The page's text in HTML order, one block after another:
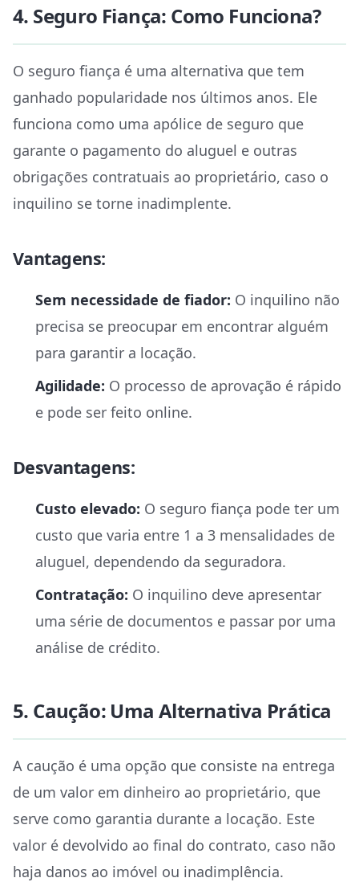
4. Seguro Fiança: Como Funciona?
O seguro fiança é uma alternativa que tem
ganhado popularidade nos últimos anos. Ele
funciona como uma apólice de seguro que
garante o pagamento do aluguel e outras
obrigações contratuais ao proprietário, caso o
inquilino se torne inadimplente.
Vantagens:
Sem necessidade de fiador: O inquilino não
precisa se preocupar em encontrar alguém
para garantir a locação.
Agilidade: O processo de aprovação é rápido
e pode ser feito online.
Desvantagens:
Custo elevado: O seguro fiança pode ter um
custo que varia entre 1 a 3 mensalidades de
aluguel, dependendo da seguradora.
Contratação: O inquilino deve apresentar
uma série de documentos e passar por uma
análise de crédito.
5. Caução: Uma Alternativa Prática
A caução é uma opção que consiste na entrega
de um valor em dinheiro ao proprietário, que
serve como garantia durante a locação. Este
valor é devolvido ao final do contrato, caso não
haja danos ao imóvel ou inadimplência.